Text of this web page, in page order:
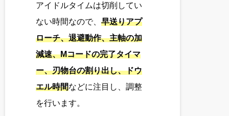
アイドルタイムは切削してい
ない時間なので、 早送りアプ
ローチ、退避動作、主軸の加
減速、Mコードの完了タイマ
ー、刃物台の割り出し、ドウ
エル時間などに注目し、調整
を行います。